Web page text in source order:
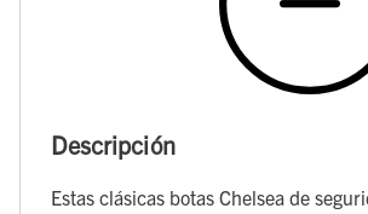
Descripción
Estas clásicas botas Chelsea de